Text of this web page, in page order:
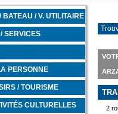
BATEAU / V. UTILITAIRE
SERVICES
PERSONNE
/ TOURISME
CULTURELLES
2